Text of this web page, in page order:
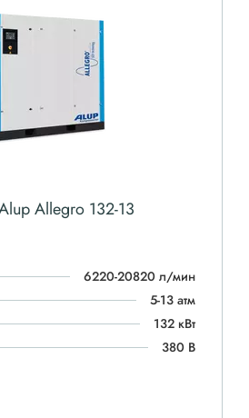
Allegro 132-13
6220-20820 л/мин
5-13 атм
132 кВт
380 В